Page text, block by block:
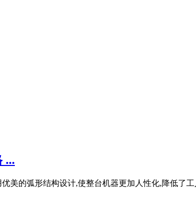
...
美的弧形结构设计,使整台机器更加人性化,降低了工